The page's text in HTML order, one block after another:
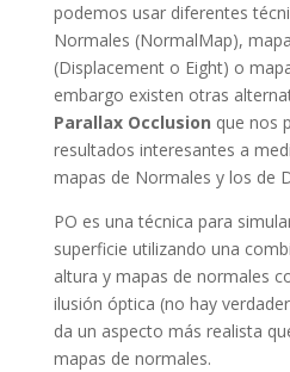
podemos usar diferentes
Normales (NormalMap),
(Displacement o Eight) o
embargo existen otras
Parallax Occlusion que nos
resultados interesantes a
mapas de Normales y los de
PO es una técnica para
superficie utilizando una
altura y mapas de normales
ilusión óptica (no hay
da un aspecto más realista
mapas de normales.